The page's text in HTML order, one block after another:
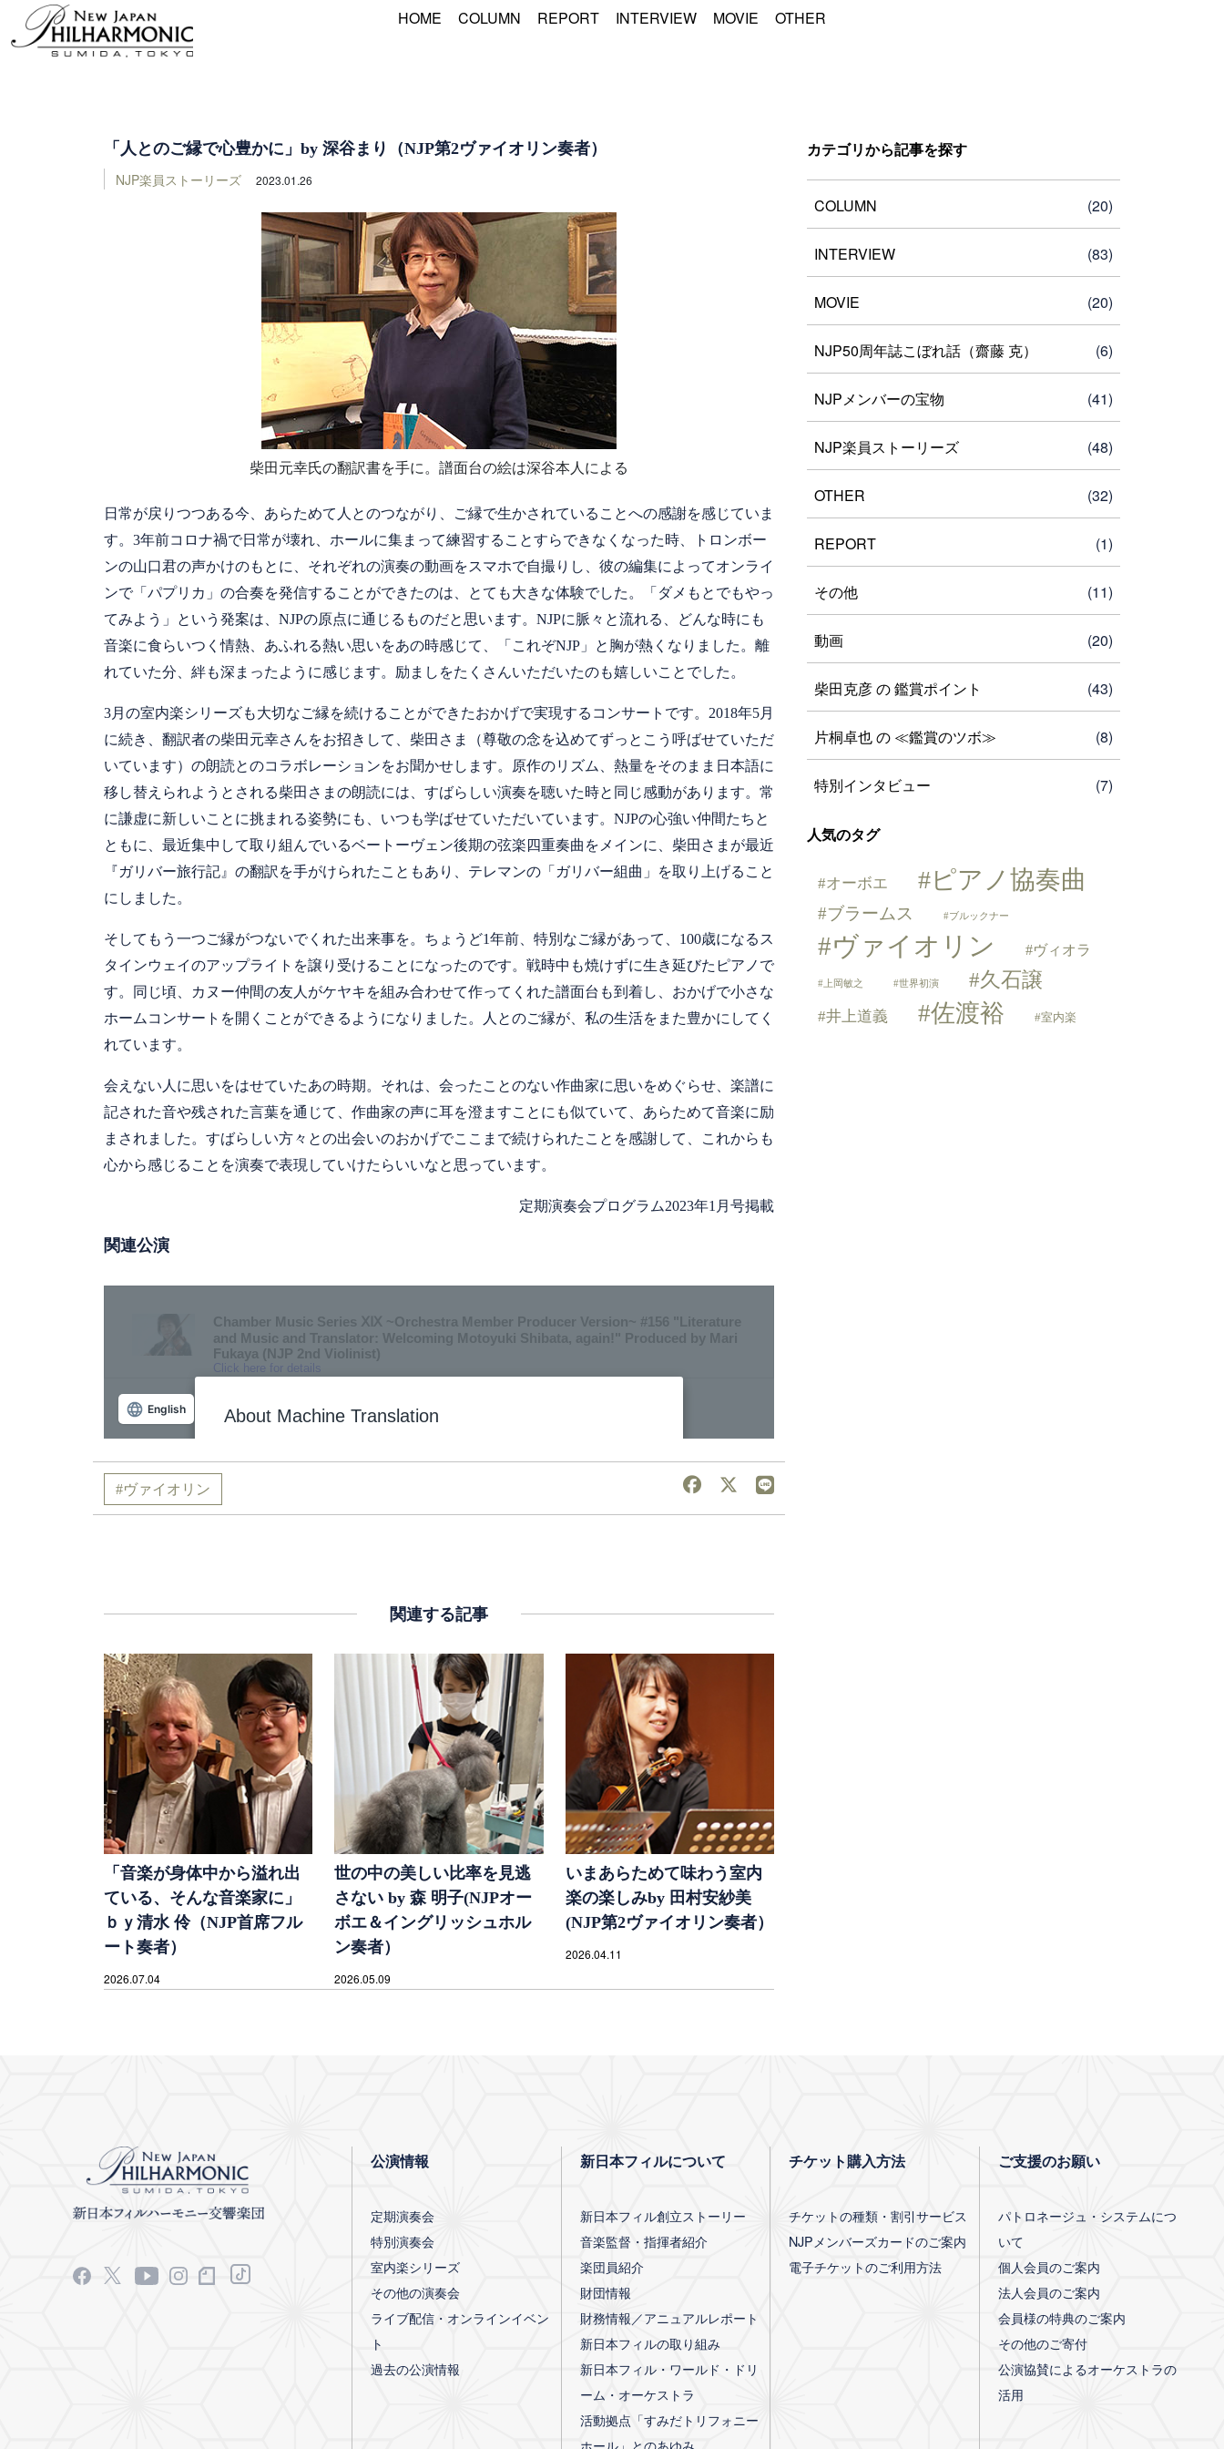
HOME COLUMN REPORT INTERVIEW MOVIE OTHER
「人とのご縁で心豊かに」by 深谷まり（NJP第2ヴァイオリン奏者）
NJP楽員ストーリーズ
2023.01.26
柴田元幸氏の翻訳書を手に。譜面台の絵は深谷本人による
日常が戻りつつある今、あらためて人とのつながり、ご縁で生かされていることへの感謝を感じていま
す。3年前コロナ禍で日常が壊れ、ホールに集まって練習することすらできなくなった時、トロンボー
ンの山口君の声かけのもとに、それぞれの演奏の動画をスマホで自撮りし、彼の編集によってオンライ
ンで「パプリカ」の合奏を発信することができたのは、とても大きな体験でした。「ダメもとでもやっ
てみよう」という発案は、NJPの原点に通じるものだと思います。NJPに脈々と流れる、どんな時にも
音楽に食らいつく情熱、あふれる熱い思いをあの時感じて、「これぞNJP」と胸が熱くなりました。離
れていた分、絆も深まったように感じます。励ましをたくさんいただいたのも嬉しいことでした。
3月の室内楽シリーズも大切なご縁を続けることができたおかげで実現するコンサートです。2018年5月
に続き、翻訳者の柴田元幸さんをお招きして、柴田さま（尊敬の念を込めてずっとこう呼ばせていただ
いています）の朗読とのコラボレーションをお聞かせします。原作のリズム、熱量をそのまま日本語に
移し替えられようとされる柴田さまの朗読には、すばらしい演奏を聴いた時と同じ感動があります。常
に謙虚に新しいことに挑まれる姿勢にも、いつも学ばせていただいています。NJPの心強い仲間たちと
ともに、最近集中して取り組んでいるベートーヴェン後期の弦楽四重奏曲をメインに、柴田さまが最近
『ガリバー旅行記』の翻訳を手がけられたこともあり、テレマンの「ガリバー組曲」を取り上げること
にしました。
そしてもう一つご縁がつないでくれた出来事を。ちょうど1年前、特別なご縁があって、100歳になるス
タインウェイのアップライトを譲り受けることになったのです。戦時中も焼けずに生き延びたピアノで
す。同じ頃、カヌー仲間の友人がケヤキを組み合わせて作ってくれた譜面台も到着し、おかげで小さな
ホームコンサートを開くことができるようになりました。人とのご縁が、私の生活をまた豊かにしてく
れています。
会えない人に思いをはせていたあの時期。それは、会ったことのない作曲家に思いをめぐらせ、楽譜に
記された音や残された言葉を通じて、作曲家の声に耳を澄ますことにも似ていて、あらためて音楽に励
まされました。すばらしい方々との出会いのおかげでここまで続けられたことを感謝して、これからも
心から感じることを演奏で表現していけたらいいなと思っています。
定期演奏会プログラム2023年1月号掲載
関連公演
ヴァイオリン
関連する記事
「音楽が身体中から溢れ出
ている、そんな音楽家に」
ｂｙ清水 伶（NJP首席フル
ート奏者）
2026.07.04
世の中の美しい比率を見逃
さない by 森 明子(NJPオー
ボエ＆イングリッシュホル
ン奏者）
2026.05.09
いまあらためて味わう室内
楽の楽しみby 田村安紗美
(NJP第2ヴァイオリン奏者）
2026.04.11
カテゴリから記事を探す
COLUMN (20)
INTERVIEW (83)
MOVIE (20)
NJP50周年誌こぼれ話（齋藤 克） (6)
NJPメンバーの宝物 (41)
NJP楽員ストーリーズ (48)
OTHER (32)
REPORT (1)
その他 (11)
動画 (20)
柴田克彦 の 鑑賞ポイント (43)
片桐卓也 の ≪鑑賞のツボ≫ (8)
特別インタビュー (7)
人気のタグ
オーボエ ピアノ協奏曲
ブラームス ブルックナー
ヴァイオリン ヴィオラ
上岡敏之 世界初演 久石譲
井上道義 佐渡裕 室内楽
公演情報
定期演奏会
特別演奏会
室内楽シリーズ
その他の演奏会
ライブ配信・オンラインイベン
ト
過去の公演情報
新日本フィルについて
新日本フィル創立ストーリー
音楽監督・指揮者紹介
楽団員紹介
財団情報
財務情報／アニュアルレポート
新日本フィルの取り組み
新日本フィル・ワールド・ドリ
ーム・オーケストラ
活動拠点「すみだトリフォニー
ホール」とのあゆみ
チケット購入方法
チケットの種類・割引サービス
NJPメンバーズカードのご案内
電子チケットのご利用方法
ご支援のお願い
パトロネージュ・システムにつ
いて
個人会員のご案内
法人会員のご案内
会員様の特典のご案内
その他のご寄付
公演協賛によるオーケストラの
活用